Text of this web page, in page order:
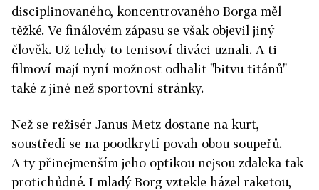
disciplinovaného, koncentrovaného Borga měl
těžké. Ve finálovém zápasu se však objevil jiný
člověk. Už tehdy to tenisoví diváci uznali. A ti
filmoví mají nyní možnost odhalit "bitvu titánů"
také z jiné než sportovní stránky.
Než se režisér Janus Metz dostane na kurt,
soustředí se na poodkrytí povah obou soupeřů.
A ty přinejmenším jeho optikou nejsou zdaleka tak
protichůdné. I mladý Borg vztekle házel raketou,